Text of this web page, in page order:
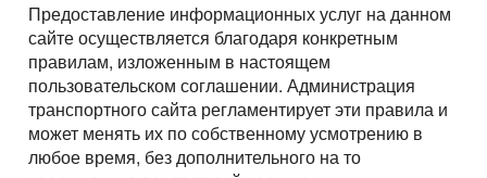
Тентованный, полуприцеп
Рефрижератор
Автопоезд c Прицепом 120 куб.
Мегатрейлер. Объём 105 куб.
Типы перевозок
Автомобильные грузоперевозки
Перевозки сборных грузов
Перевозки опасных грузов
Морские перевозки
Морские грузоперевозки
Ж.Д. грузоперевозки
Заказ услуг
Биржа: Транспорт и грузы
Добавить груз
Предоставление информационных услуг на данном
сайте осуществляется благодаря конкретным
правилам, изложенным в настоящем
пользовательском соглашении. Администрация
транспортного сайта регламентирует эти правила и
может менять их по собственному усмотрению в
любое время, без дополнительного на то
Тип транспорта
Вес груза (т)
Объем груза
Вес груза (т)
Объем груза
Компания